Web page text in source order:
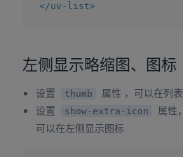
</uv-list>
左侧显示略缩图、图标
设置 thumb
属性 ，可以在列
设置
show-extra-icon 属性
可以在左侧显示图标